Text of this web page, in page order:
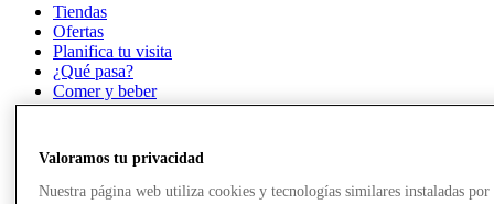
Tiendas
Ofertas
Planifica tu visita
¿Qué pasa?
Comer y beber
Servicios
Tarjeta regalo
Valoramos tu privacidad
Nuestra página web utiliza cookies y tecnologías similares instaladas por